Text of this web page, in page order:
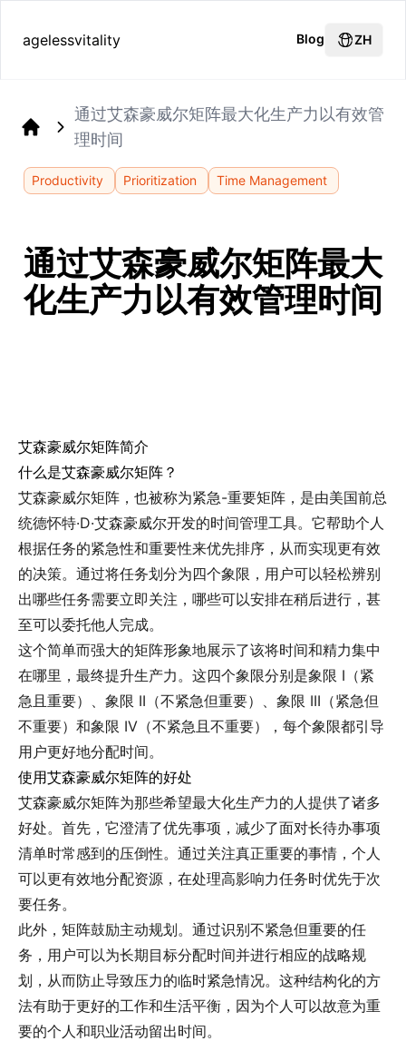
agelessvitality Blog ZH
通过艾森豪威尔矩阵最大化生产力以有效管
理时间
Productivity Prioritization Time Management
通过艾森豪威尔矩阵最大
化生产力以有效管理时间
艾森豪威尔矩阵简介
什么是艾森豪威尔矩阵？
艾森豪威尔矩阵，也被称为紧急-重要矩阵，是由美国前总
统德怀特·D·艾森豪威尔开发的时间管理工具。它帮助个人
根据任务的紧急性和重要性来优先排序，从而实现更有效
的决策。通过将任务划分为四个象限，用户可以轻松辨别
出哪些任务需要立即关注，哪些可以安排在稍后进行，甚
至可以委托他人完成。
这个简单而强大的矩阵形象地展示了该将时间和精力集中
在哪里，最终提升生产力。这四个象限分别是象限 I（紧
急且重要）、象限 II（不紧急但重要）、象限 III（紧急但
不重要）和象限 IV（不紧急且不重要），每个象限都引导
用户更好地分配时间。
使用艾森豪威尔矩阵的好处
艾森豪威尔矩阵为那些希望最大化生产力的人提供了诸多
好处。首先，它澄清了优先事项，减少了面对长待办事项
清单时常感到的压倒性。通过关注真正重要的事情，个人
可以更有效地分配资源，在处理高影响力任务时优先于次
要任务。
此外，矩阵鼓励主动规划。通过识别不紧急但重要的任
务，用户可以为长期目标分配时间并进行相应的战略规
划，从而防止导致压力的临时紧急情况。这种结构化的方
法有助于更好的工作和生活平衡，因为个人可以故意为重
要的个人和职业活动留出时间。